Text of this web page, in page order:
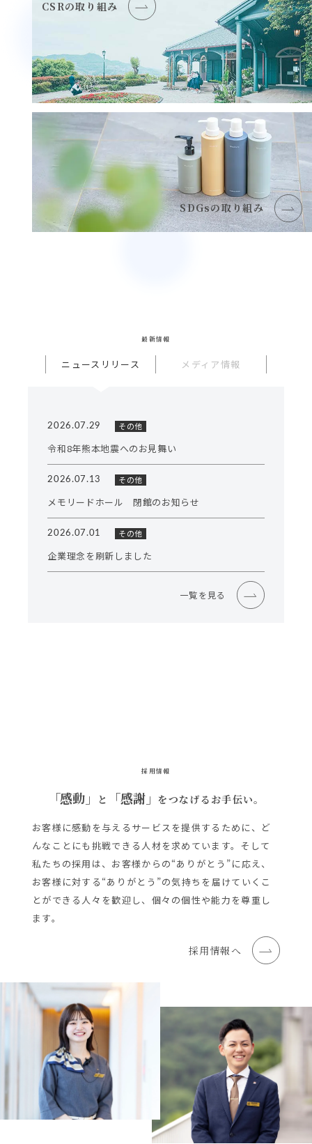
CSRの取り組み
SDGsの取り組み
最新情報
ニュースリリース メディア情報
2026.07.29 その他
令和8年熊本地震へのお見舞い
2026.07.13 その他
メモリードホール 閉館のお知らせ
2026.07.01 その他
企業理念を刷新しました
一覧を見る
採用情報
「感動」 と 「感謝」 をつなげる お手伝い。
お客様に感動を与えるサービスを提供するために、ど
んなことにも挑戦できる人材を求めています。そして
私たちの採用は、お客様からの“ありがとう”に応え、
お客様に対する“ありがとう”の気持ちを届けていくこ
とができる人々を歓迎し、個々の個性や能力を尊重し
ます。
採用情報へ